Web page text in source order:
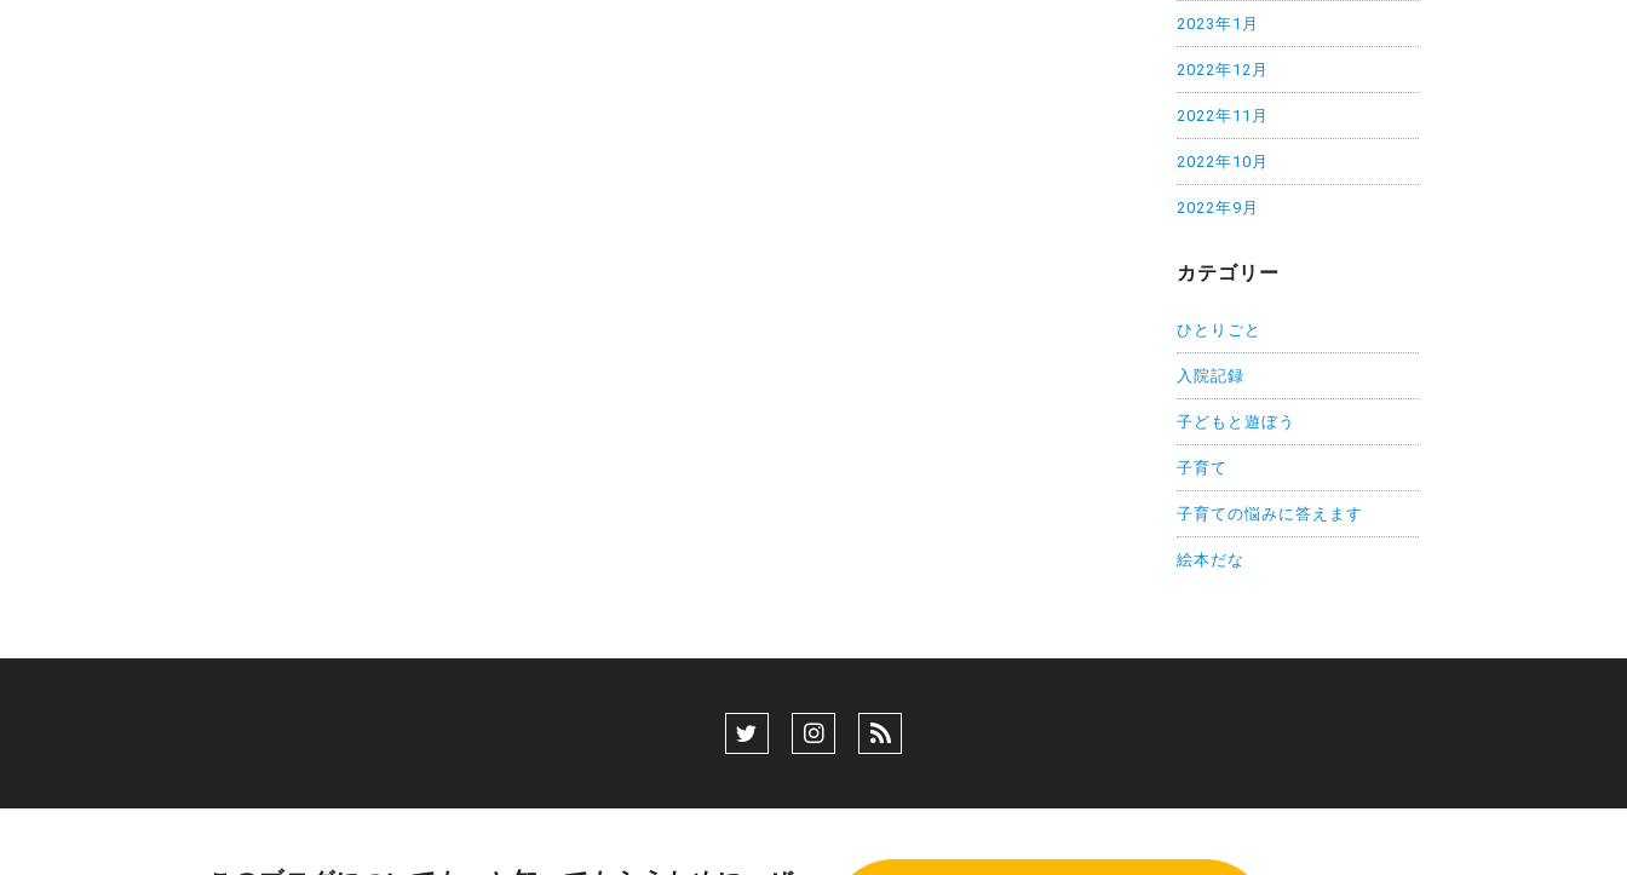
2023年1月
2022年12月
2022年11月
2022年10月
2022年9月
カテゴリー
ひとりごと
入院記録
子どもと遊ぼう
子育て
子育ての悩みに答えます
絵本だな